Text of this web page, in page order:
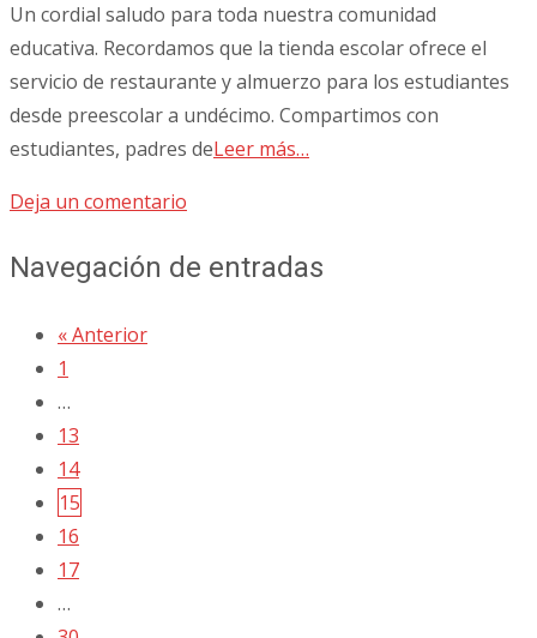
Un cordial saludo para toda nuestra comunidad
educativa. Recordamos que la tienda escolar ofrece el
servicio de restaurante y almuerzo para los estudiantes
desde preescolar a undécimo. Compartimos con
estudiantes, padres deLeer más…
Deja un comentario
Navegación de entradas
« Anterior
1
…
13
14
15
16
17
…